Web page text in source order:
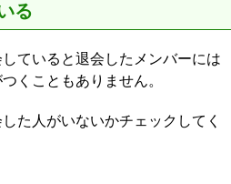
る
ていると退会したメンバーには
くこともありません。
た人がいないかチェックしてく